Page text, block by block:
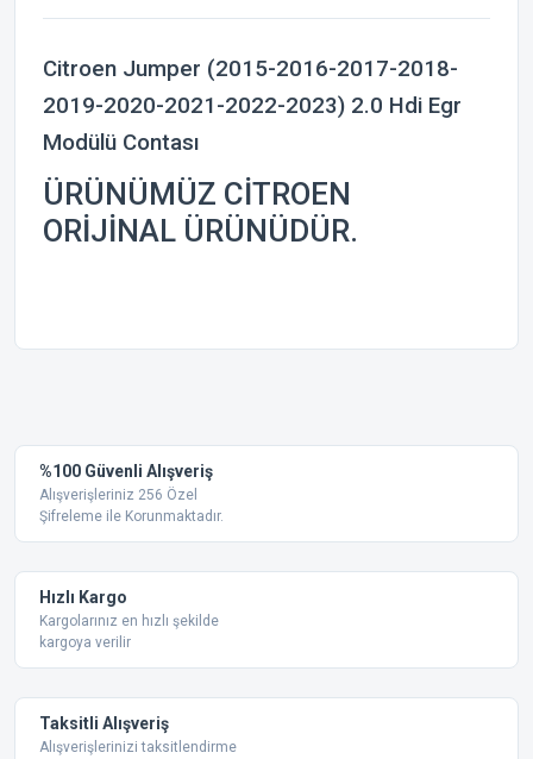
Citroen Jumper (2015-2016-2017-2018-
2019-2020-2021-2022-2023) 2.0 Hdi Egr
Modülü Contası
ÜRÜNÜMÜZ CİTROEN
ORİJİNAL ÜRÜNÜDÜR.
Ürün resmi kalitesiz, bozuk veya görüntülenemiyor.
Ürün açıklamasında eksik bilgiler bulunuyor.
Bu ürüne benzer farklı alternatifler olmalı.
%100 Güvenli Alışveriş
Alışverişleriniz 256 Özel
Şifreleme ile Korunmaktadır.
Hızlı Kargo
Kargolarınız en hızlı şekilde
kargoya verilir
Taksitli Alışveriş
Alışverişlerinizi taksitlendirme